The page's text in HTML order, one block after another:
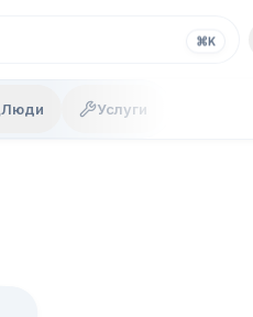
⌘K
Люди Услуги